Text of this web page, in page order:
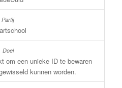
om een unieke ID te bewaren
kunnen worden.